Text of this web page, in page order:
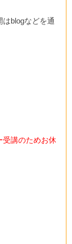
blogなどを通
受講のためお休